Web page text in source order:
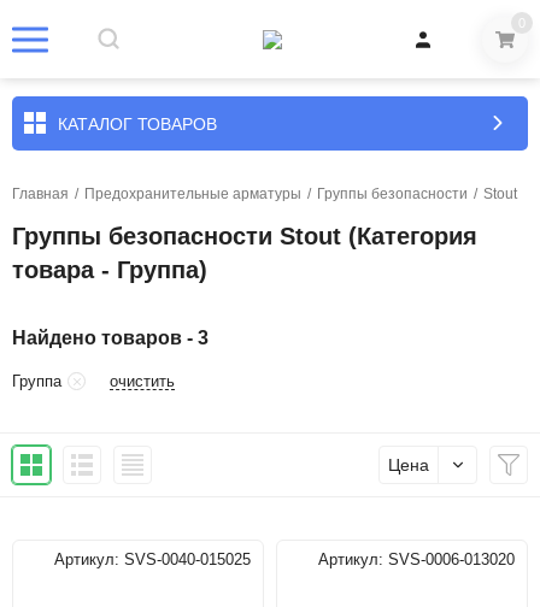
0
КАТАЛОГ ТОВАРОВ
Главная / Предохранительные арматуры / Группы безопасности / Stout
Группы безопасности Stout (Категория
товара - Группа)
Найдено товаров - 3
Группа очистить
Цена
Артикул: SVS-0040-015025 Артикул: SVS-0006-013020